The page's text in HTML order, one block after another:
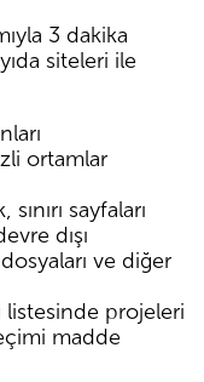
3 dakika
siteleri ile
ortamlar
sayfaları
dışı
ve diğer
projeleri
madde